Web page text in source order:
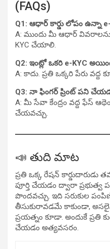
(FAQs)
Q1: ఆధార్ కార్డు లోపం ఉన్నా
A: ముందు మీ ఆధార్ వివరాలను
KYC చేయాలి.
Q2: ఇంట్లో ఒకరి e-KYC
A: కాదు. ప్రతి ఒక్కరి పేరు వద్ద
Q3: నా ఫింగర్ ప్రింట్ పని
A: మీ సేవా కేంద్రం వద్ద ఫేస్
చేయవచ్చు.
📣 తుది మాట
ప్రతి ఒక్క రేషన్ కార్డుదారుడు
పూర్తి చేయడం ద్వారా ప్రభుత్వ
పొందవచ్చు. ఇది సరుకుల
తీసుకురావడమే కాకుండా,
ప్రయత్నం కూడా. అందుకే ప్రతి
చేయడం అత్యవసరం.